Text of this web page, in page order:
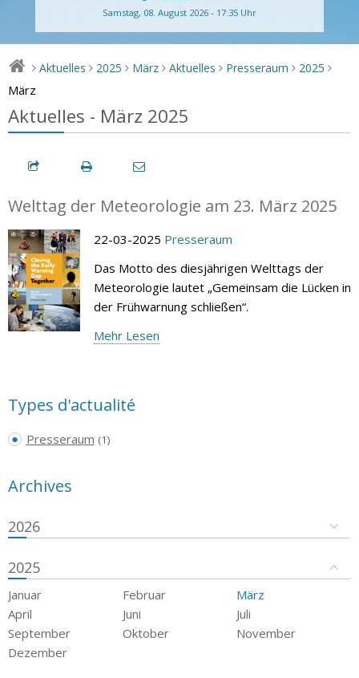
Samstag, 08. August 2026 - 17:35 Uhr
> Aktuelles > 2025 > März > Aktuelles > Presseraum > 2025 >
März
Aktuelles - März 2025
Welttag der Meteorologie am 23. März 2025
22-03-2025 Presseraum
Das Motto des diesjährigen Welttags der
Meteorologie lautet „Gemeinsam die Lücken in
der Frühwarnung schließen“.
Mehr Lesen
Types d'actualité
Presseraum (1)
Archives
2026
2025
Januar Februar
März
April
Juni
Juli
September
Oktober
November
Dezember